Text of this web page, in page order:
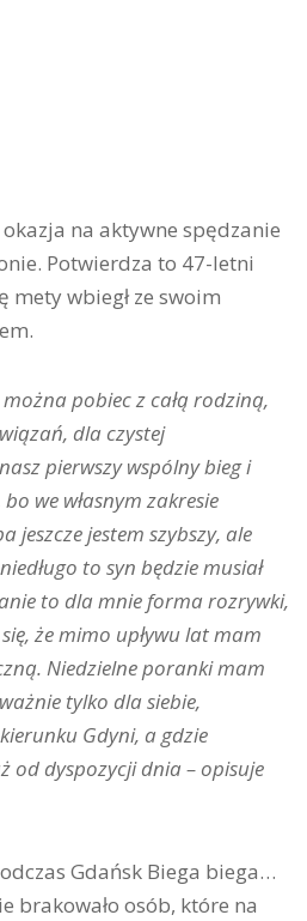
na aktywne spędzanie
Potwierdza to 47-letni
mety wbiegł ze swoim
pobiec z całą rodziną,
dla czystej
pierwszy wspólny bieg i
we własnym zakresie
jeszcze jestem szybszy, ale
to syn będzie musiał
to dla mnie forma rozrywki,
że mimo upływu lat mam
Niedzielne poranki mam
tylko dla siebie,
Gdyni, a gdzie
od dyspozycji dnia – opisuje
Gdańsk Biega biega…
brakowało osób, które na